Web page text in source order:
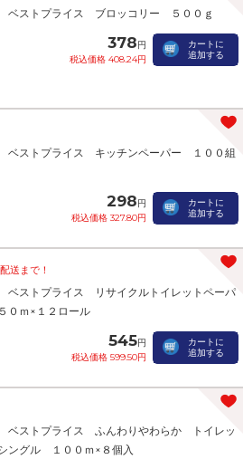
ベストプライス ブロッコリー ５００ｇ
378円
税込価格 408.24円
カートに
追加する
ベストプライス キッチンペーパー １００組
298円
税込価格 327.80円
カートに
追加する
送まで！
ベストプライス リサイクルトイレットペーパ
ｍ×１２ロール
545円
税込価格 599.50円
カートに
追加する
ベストプライス ふんわりやわらか トイレッ
ングル １００ｍ×８個入